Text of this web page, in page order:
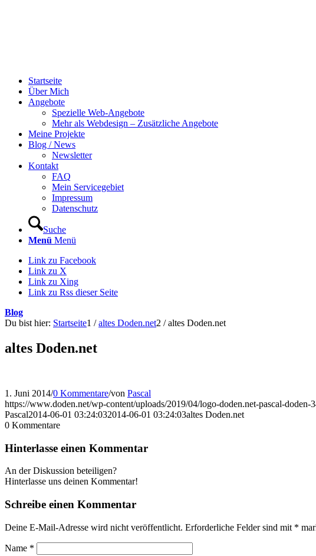
Startseite
Über Mich
Angebote
Spezielle Web-Angebote
Mehr als Webdesign – Zusätzliche Angebote
Meine Projekte
Blog / News
Newsletter
Kontakt
FAQ
Mein Servicegebiet
Impressum
Datenschutz
Suche
Menü Menü
Link zu Facebook
Link zu X
Link zu Xing
Link zu Rss dieser Seite
Blog
Du bist hier: Startseite1 / altes Doden.net2 / altes Doden.net
altes Doden.net
1. Juni 2014/0 Kommentare/von Pascal
https://www.doden.net/wp-content/uploads/2019/04/logo-doden.net-pascal-doden-
Pascal2014-06-01 03:24:032014-06-01 03:24:03altes Doden.net
0 Kommentare
Hinterlasse einen Kommentar
An der Diskussion beteiligen?
Hinterlasse uns deinen Kommentar!
Schreibe einen Kommentar
Deine E-Mail-Adresse wird nicht veröffentlicht. Erforderliche Felder sind mit *
Name *